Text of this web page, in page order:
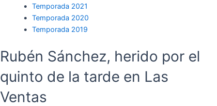
Temporada 2021
Temporada 2020
Temporada 2019
Rubén Sánchez, herido por el
quinto de la tarde en Las
Ventas